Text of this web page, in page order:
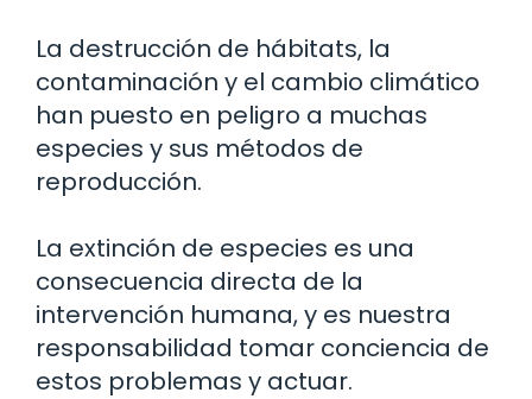
La destrucción de hábitats, la
contaminación y el cambio climático
han puesto en peligro a muchas
especies y sus métodos de
reproducción.
La extinción de especies es una
consecuencia directa de la
intervención humana, y es nuestra
responsabilidad tomar conciencia de
estos problemas y actuar.